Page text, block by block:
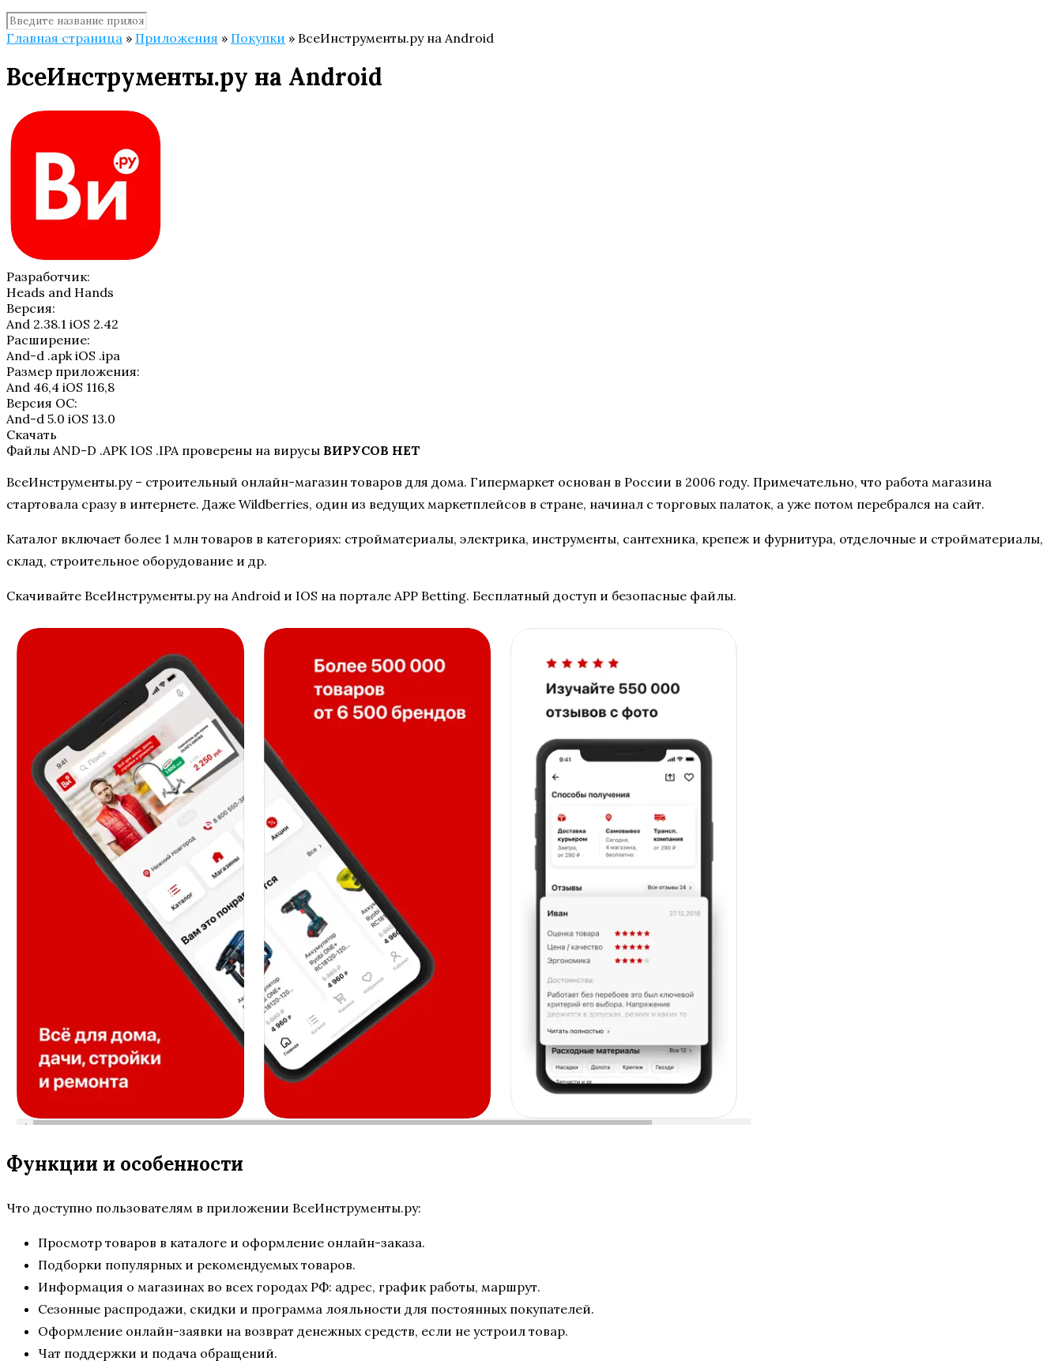
Главная страница » Приложения » Покупки » ВсеИнструменты.ру на Android
ВсеИнструменты.ру на Android
Разработчик:
Heads and Hands
Версия:
And 2.38.1 iOS 2.42
Расширение:
And-d .apk iOS .ipa
Размер приложения:
And 46,4 iOS 116,8
Версия ОС:
And-d 5.0 iOS 13.0
Скачать
Файлы AND-D .APK IOS .IPA проверены на вирусы ВИРУСОВ НЕТ
ВсеИнструменты.ру – строительный онлайн-магазин товаров для дома. Гипермаркет основан в России в 2006 году. Примечательно, что работа магазина
стартовала сразу в интернете. Даже Wildberries, один из ведущих маркетплейсов в стране, начинал с торговых палаток, а уже потом перебрался на сайт.
Каталог включает более 1 млн товаров в категориях: стройматериалы, электрика, инструменты, сантехника, крепеж и фурнитура, отделочные и стройматериалы,
склад, строительное оборудование и др.
Скачивайте ВсеИнструменты.ру на Android и IOS на портале APP Betting. Бесплатный доступ и безопасные файлы.
Функции и особенности
Что доступно пользователям в приложении ВсеИнструменты.ру:
Просмотр товаров в каталоге и оформление онлайн-заказа.
Подборки популярных и рекомендуемых товаров.
Информация о магазинах во всех городах РФ: адрес, график работы, маршрут.
Сезонные распродажи, скидки и программа лояльности для постоянных покупателей.
Оформление онлайн-заявки на возврат денежных средств, если не устроил товар.
Чат поддержки и подача обращений.